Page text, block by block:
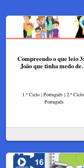
Compreendo o que leio
João que tinha medo
1.º Ciclo | Português | 2.º
Português